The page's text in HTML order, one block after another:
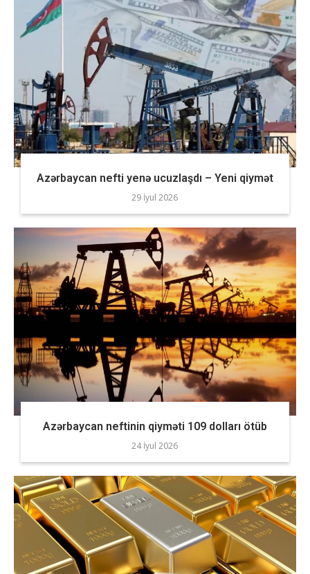
Azərbaycan nefti yenə ucuzlaşdı – Yeni qiymət
29 İyul 2026
Azərbaycan neftinin qiyməti 109 dolları ötüb
24 İyul 2026